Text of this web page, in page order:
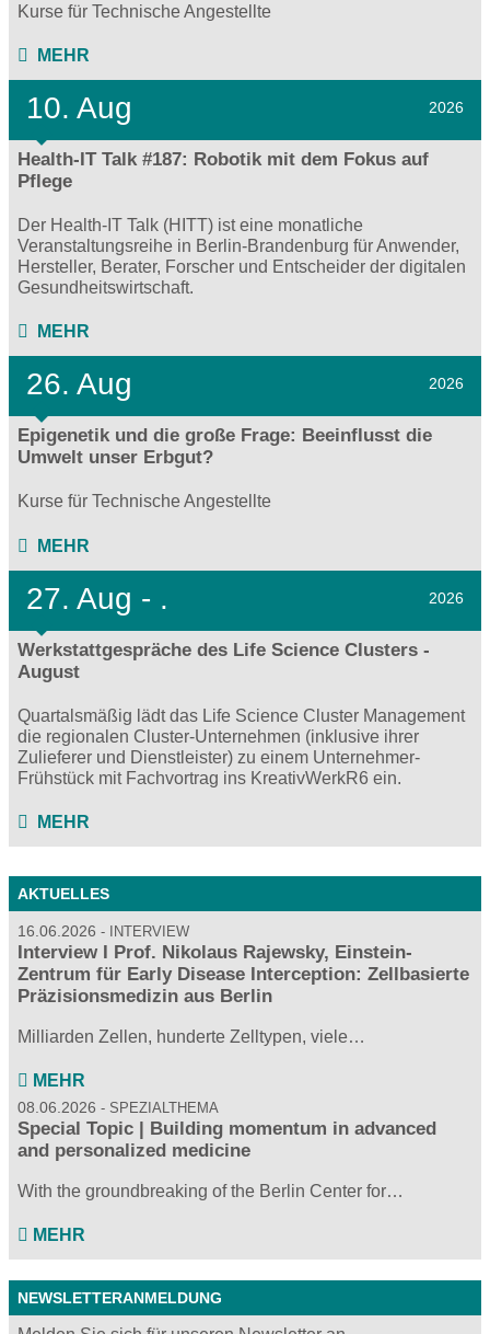
Kurse für Technische Angestellte
MEHR
10. Aug 2026
Health-IT Talk #187: Robotik mit dem Fokus auf
Pflege
Der Health-IT Talk (HITT) ist eine monatliche
Veranstaltungsreihe in Berlin-Brandenburg für Anwender,
Hersteller, Berater, Forscher und Entscheider der digitalen
Gesundheitswirtschaft.
MEHR
26. Aug 2026
Epigenetik und die große Frage: Beeinflusst die
Umwelt unser Erbgut?
Kurse für Technische Angestellte
MEHR
27. Aug - . 2026
Werkstattgespräche des Life Science Clusters -
August
Quartalsmäßig lädt das Life Science Cluster Management
die regionalen Cluster-Unternehmen (inklusive ihrer
Zulieferer und Dienstleister) zu einem Unternehmer-
Frühstück mit Fachvortrag ins KreativWerkR6 ein.
MEHR
AKTUELLES
16.06.2026 INTERVIEW
Interview I Prof. Nikolaus Rajewsky, Einstein-
Zentrum für Early Disease Interception: Zellbasierte
Präzisionsmedizin aus Berlin
Milliarden Zellen, hunderte Zelltypen, viele…
MEHR
08.06.2026 SPEZIALTHEMA
Special Topic | Building momentum in advanced
and personalized medicine
With the groundbreaking of the Berlin Center for…
MEHR
NEWSLETTERANMELDUNG